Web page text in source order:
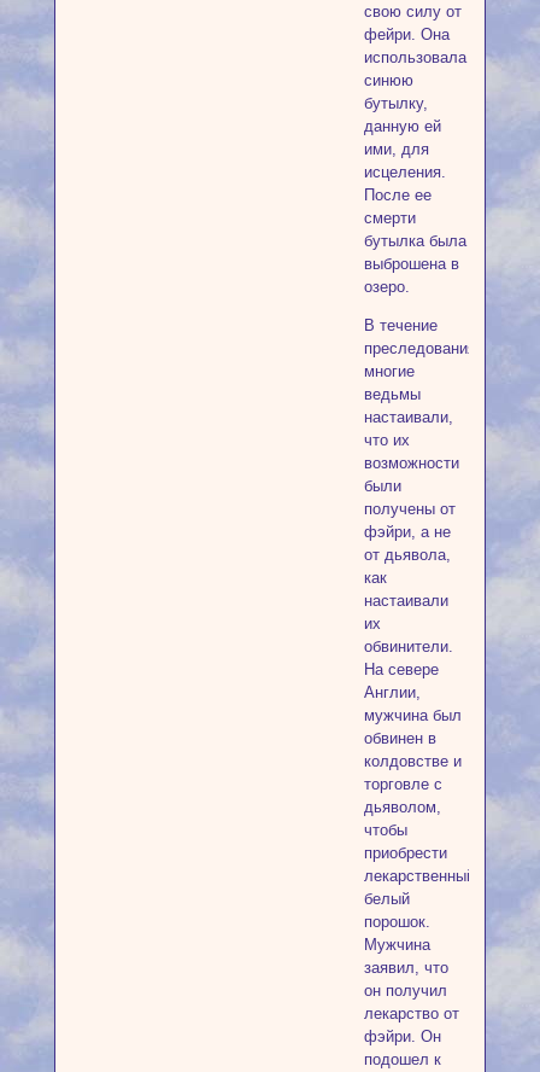
свою силу от
фейри. Она
использовала
синюю
бутылку,
данную ей
ими, для
исцеления.
После ее
смерти
бутылка была
выброшена в
озеро.
В течение
преследования,
многие
ведьмы
настаивали,
что их
возможности
были
получены от
фэйри, а не
от дьявола,
как
настаивали
их
обвинители.
На севере
Англии,
мужчина был
обвинен в
колдовстве и
торговле с
дьяволом,
чтобы
приобрести
лекарственный
белый
порошок.
Мужчина
заявил, что
он получил
лекарство от
фэйри. Он
подошел к